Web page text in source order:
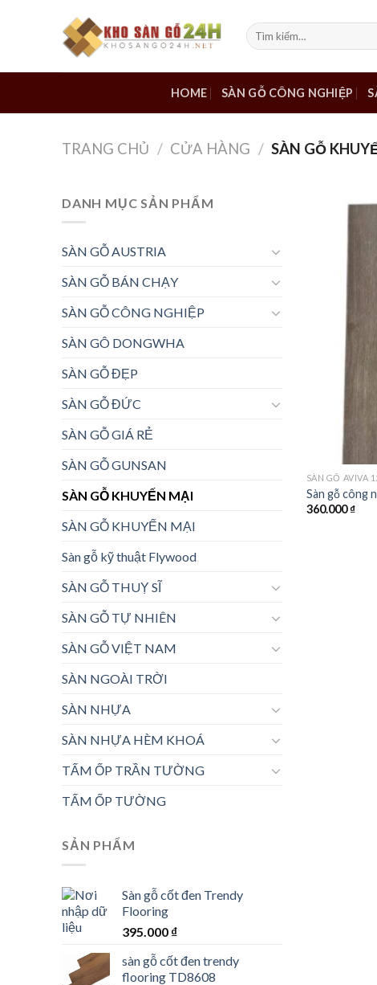
Tìm
kiếm:
HOME SÀN GỖ CÔNG NGHIỆP
TRANG CHỦ / CỬA HÀNG / SÀN GỖ
DANH MỤC SẢN PHẨM
SÀN GỖ AUSTRIA
SÀN GỖ BÁN CHẠY
SÀN GỖ CÔNG NGHIỆP
SÀN GÔ DONGWHA
SÀN GỖ ĐẸP
SÀN GỖ ĐỨC
SÀN GỖ GIÁ RẺ
SÀN GỖ GUNSAN
SÀN GỖ KHUYẾN MẠI
SÀN GỖ KHUYẾN MẠI
Sàn gỗ kỹ thuật Flywood
SÀN GỖ THUỴ SĨ
SÀN GỖ TỰ NHIÊN
SÀN GỖ VIỆT NAM
SÀN NGOÀI TRỜI
SÀN NHỰA
SÀN NHỰA HÈM KHOÁ
TẤM ỐP TRẦN TƯỜNG
TẤM ỐP TƯỜNG
SẢN PHẨM
Sàn gỗ cốt đen Trendy
Flooring
395.000 ₫
sàn gỗ cốt đen trendy
flooring TD8608
SÀN GỖ AVIVA
Sàn gỗ công
360.000₫